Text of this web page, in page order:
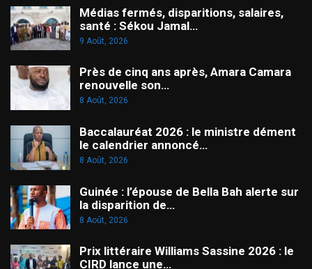
Médias fermés, disparitions, salaires,
santé : Sékou Jamal…
9 Août, 2026
Près de cinq ans après, Amara Camara
renouvelle son…
8 Août, 2026
Baccalauréat 2026 : le ministre dément
le calendrier annoncé…
8 Août, 2026
Guinée : l’épouse de Bella Bah alerte sur
la disparition de…
8 Août, 2026
Prix littéraire Williams Sassine 2026 : le
CIRD lance une…